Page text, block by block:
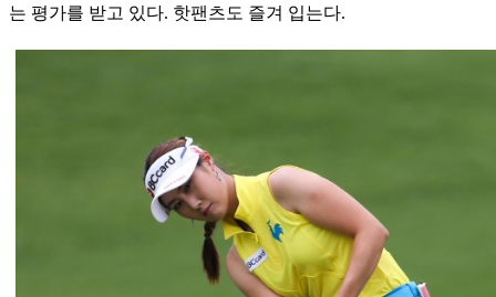
는 평가를 받고 있다. 핫팬츠도 즐겨 입는다.